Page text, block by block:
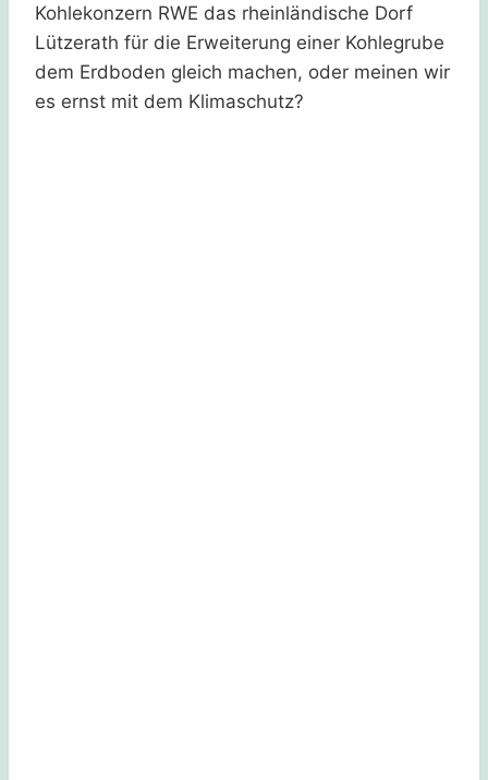
Kohlekonzern RWE das rheinländische Dorf
Lützerath für die Erweiterung einer Kohlegrube
dem Erdboden gleich machen, oder meinen wir
es ernst mit dem Klimaschutz?